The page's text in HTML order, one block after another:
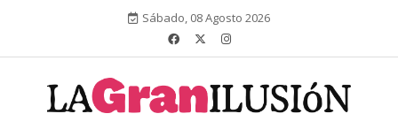
Sábado, 08 Agosto 2026